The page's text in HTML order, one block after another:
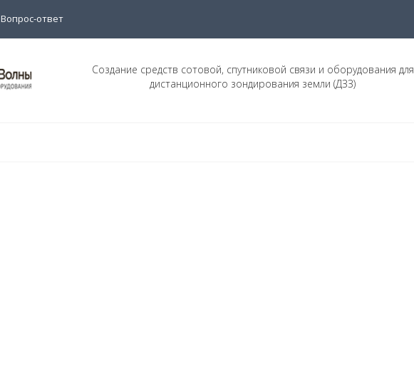
Вопрос-ответ
Создание средств сотовой, спутниковой связи и оборудования для
дистанционного зондирования земли (ДЗЗ)